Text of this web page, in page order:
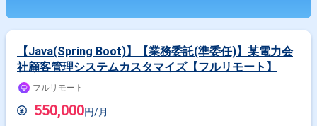
【Java(Spring Boot)】【業務委託(準委任)】某電力会
社顧客管理システムカスタマイズ【フルリモート】
フルリモート
550,000円/月